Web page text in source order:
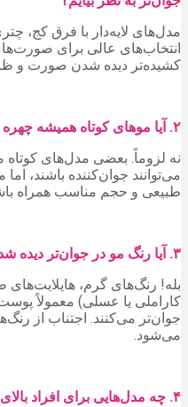
مدل‌های لایه‌دار با فرق کج،
انتخاب‌های عالی برای
کشیده‌تر دیده شدن صورت و
۲. آیا موهای کوتاه همیشه چهره را جوان‌تر نشان می‌دهند؟
نه لزوماً. بعضی مدل‌های
می‌توانند جوان‌کننده باشند،
طبیعی و حجم مناسب همراه
۳. آیا رنگ مو در جوان‌تر دیده شدن تأثیر دارد؟
بله! رنگ‌های گرم،
کاراملی یا عسلی) معمولاً
جوان‌تر می‌کنند. اجتناب از
می‌شود.
۴. چه مدل‌هایی برای افراد بالای ۴۰ سال مناسب‌تر است؟